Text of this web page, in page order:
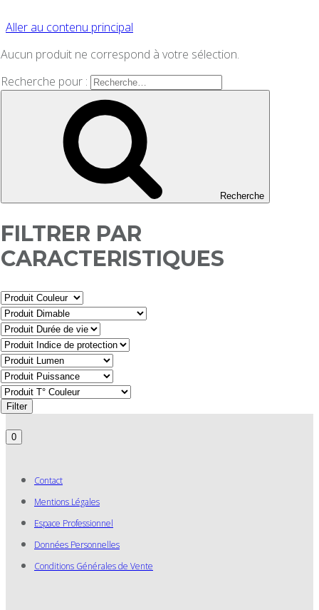
Aller au contenu principal
Aucun produit ne correspond à votre sélection.
Recherche pour :
Recherche
FILTRER PAR
CARACTERISTIQUES
Filter
0
Contact
Mentions Légales
Espace Professionnel
Données Personnelles
Conditions Générales de Vente